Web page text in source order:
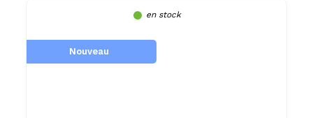
en stock
Nouveau